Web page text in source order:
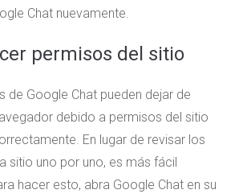
Chat nuevamente.
permisos del sitio
de Google Chat pueden dejar de
debido a permisos del sitio
En lugar de revisar los
sitio uno por uno, es más fácil
hacer esto, abra Google Chat en su